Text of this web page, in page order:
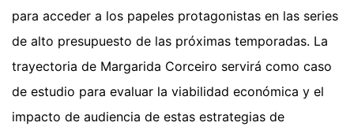
para acceder a los papeles protagonistas en las series
de alto presupuesto de las próximas temporadas. La
trayectoria de Margarida Corceiro servirá como caso
de estudio para evaluar la viabilidad económica y el
impacto de audiencia de estas estrategias de